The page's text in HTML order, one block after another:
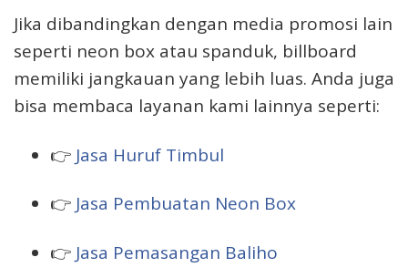
Jika dibandingkan dengan media promosi lain
seperti neon box atau spanduk, billboard
memiliki jangkauan yang lebih luas. Anda juga
bisa membaca layanan kami lainnya seperti:
👉 Jasa Huruf Timbul
👉 Jasa Pembuatan Neon Box
👉 Jasa Pemasangan Baliho